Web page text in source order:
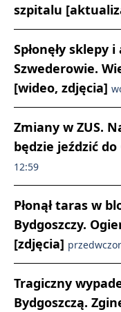
szpitalu
Spłonęły sklepy
Szwederowie.
[wideo, zdjęcia]
Zmiany w ZUS.
będzie jeździć
12:59
Płonął taras w
Bydgoszczy.
[zdjęcia]
Tragiczny
Bydgoszczą.